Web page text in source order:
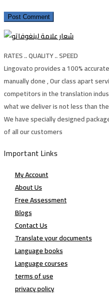
RATES .. QUALITY .. SPEED
Lingovato provides a 100%
manually done , Our class apart
competitors in the translation
what we deliver is not less than
We have specially designed
of all our customers
Important Links
My Account
About Us
Free Assessment
Blogs
Contact Us
Translate your documents
Language books
Language courses
terms of use
privacy policy